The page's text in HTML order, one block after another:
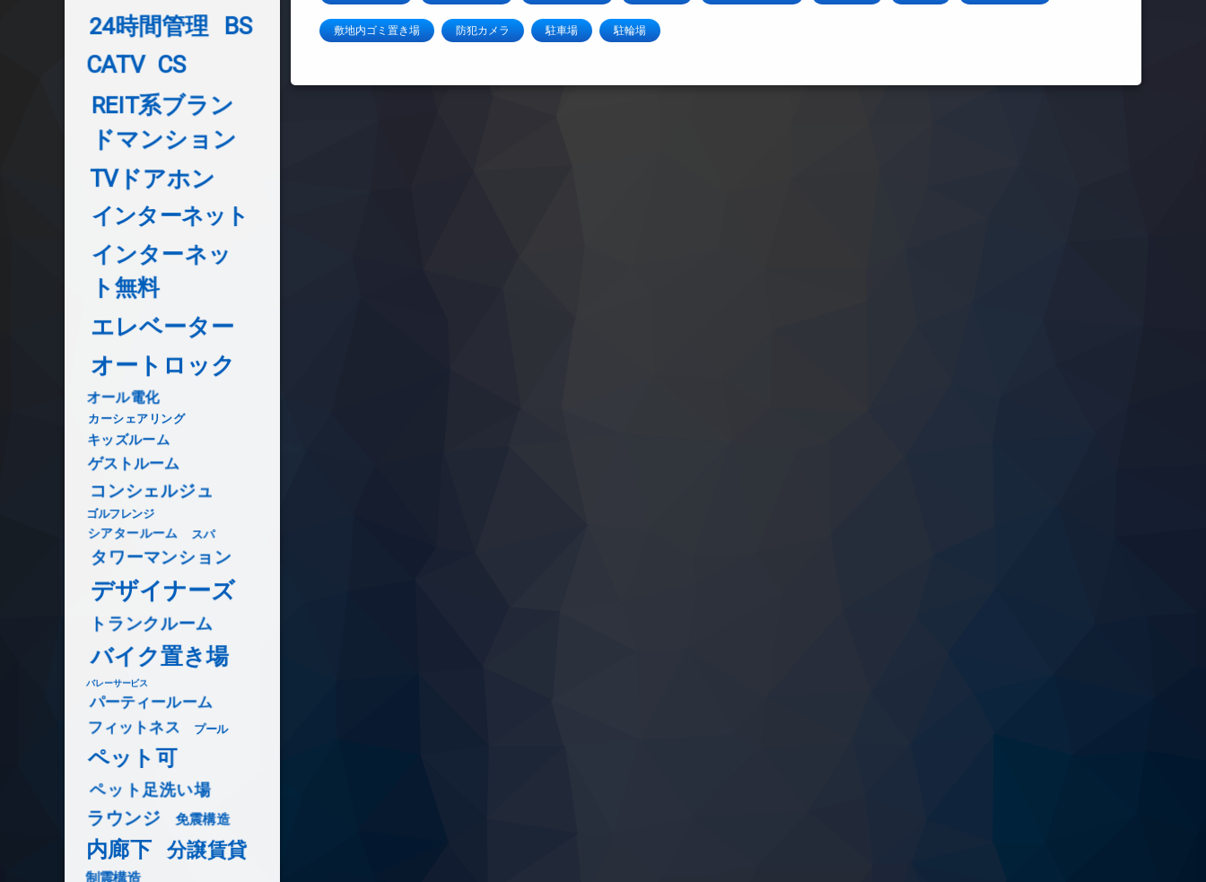
敷地内ゴミ置き場 防犯カメラ 駐車場 駐輪場
24時間管理
BS
CATV CS
REIT系ブラン
ドマンション
TVドアホン
インターネット
インターネッ
ト無料
エレベーター
オートロック
オール電化
カーシェアリング
キッズルーム
ゲストルーム
コンシェルジュ
ゴルフレンジ
シアタールーム スパ
タワーマンション
デザイナーズ
トランクルーム
バイク置き場
バレーサービス
パーティールーム
フィットネス プール
ペット可
ペット足洗い場
ラウンジ 免震構造
内廊下 分譲賃貸
制震構造